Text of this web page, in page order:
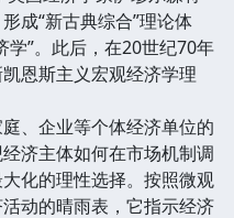
成“新古典综合”理论体
学”。此后，在20世纪70年
恩斯主义宏观经济学理
企业等个体经济单位的
济主体如何在市场机制调
化的理性选择。按照微观
动的晴雨表，它指示经济